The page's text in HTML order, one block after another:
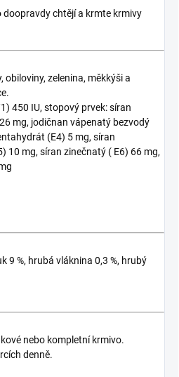
doopravdy chtějí a krmte krmivy
obiloviny, zelenina, měkkýši a
450 IU, stopový prvek: síran
mg, jodičnan vápenatý bezvodý
(E4) 5 mg, síran
10 mg, síran zinečnatý ( E6) 66 mg,
9 %, hrubá vláknina 0,3 %, hrubý
nebo kompletní krmivo.
denně.